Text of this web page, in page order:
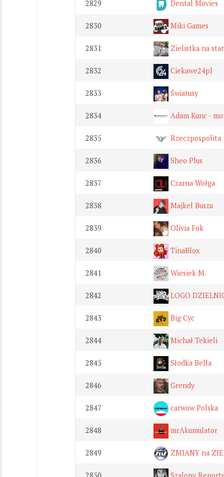
2829 Dental Movies
2830 Miki Games
2831 Zielistka na
2832 Ciekawe24pl
2833 Światusy
2834 Adam Kunc -
2835 Rzeczpospolita
2836 Sheo Plus
2837 Czarna Wołga
2838 Majkel Buszu
2839 Olivia Fok
2840 TinaBlox
2841 Wiesiek M.
2842 LOGO
2843 Big Cyc
2844 Michał Tekieli
2845 Słodka Bella
2846 Grendy
2847 carwow Polska
2848 mrAkumulator
2849 ZMIANY na